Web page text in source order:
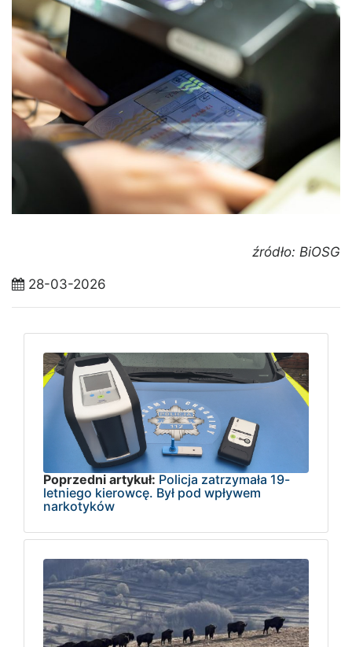
źródło: BiOSG
28-03-2026
Poprzedni artykuł: Policja zatrzymała 19-
letniego kierowcę. Był pod wpływem
narkotyków